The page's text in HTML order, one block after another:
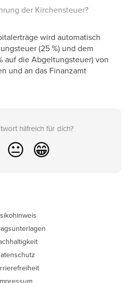
der Kirchensteuer?
wird automatisch
(25 %) und dem
auf die Abgeltungsteuer) von
und an das Finanzamt
hilfreich für dich?
😐 😁